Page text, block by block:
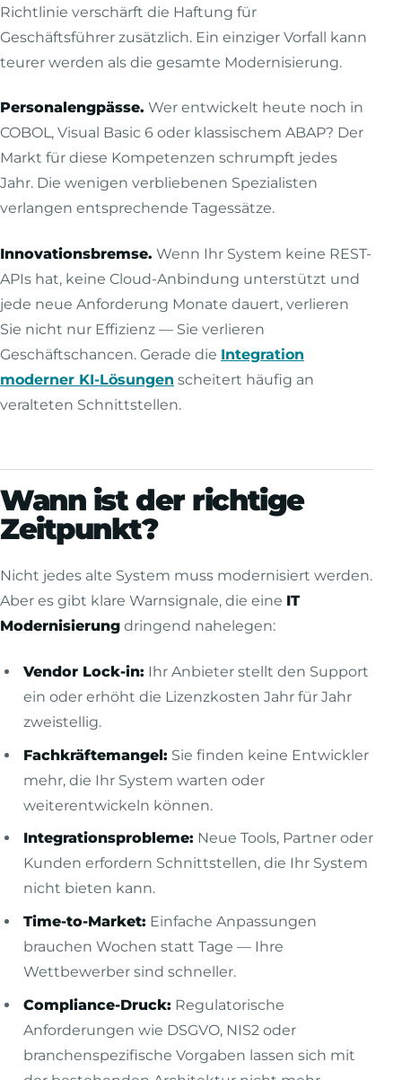
Richtlinie verschärft die Haftung für
Geschäftsführer zusätzlich. Ein einziger Vorfall kann
teurer werden als die gesamte Modernisierung.
Personalengpässe. Wer entwickelt heute noch in
COBOL, Visual Basic 6 oder klassischem ABAP? Der
Markt für diese Kompetenzen schrumpft jedes
Jahr. Die wenigen verbliebenen Spezialisten
verlangen entsprechende Tagessätze.
Innovationsbremse. Wenn Ihr System keine REST-
APIs hat, keine Cloud-Anbindung unterstützt und
jede neue Anforderung Monate dauert, verlieren
Sie nicht nur Effizienz — Sie verlieren
Geschäftschancen. Gerade die Integration
moderner KI-Lösungen scheitert häufig an
veralteten Schnittstellen.
Wann ist der richtige
Zeitpunkt?
Nicht jedes alte System muss modernisiert werden.
Aber es gibt klare Warnsignale, die eine IT
Modernisierung dringend nahelegen:
Vendor Lock-in: Ihr Anbieter stellt den Support
ein oder erhöht die Lizenzkosten Jahr für Jahr
zweistellig.
Fachkräftemangel: Sie finden keine Entwickler
mehr, die Ihr System warten oder
weiterentwickeln können.
Integrationsprobleme: Neue Tools, Partner oder
Kunden erfordern Schnittstellen, die Ihr System
nicht bieten kann.
Time-to-Market: Einfache Anpassungen
brauchen Wochen statt Tage — Ihre
Wettbewerber sind schneller.
Compliance-Druck: Regulatorische
Anforderungen wie DSGVO, NIS2 oder
branchenspezifische Vorgaben lassen sich mit